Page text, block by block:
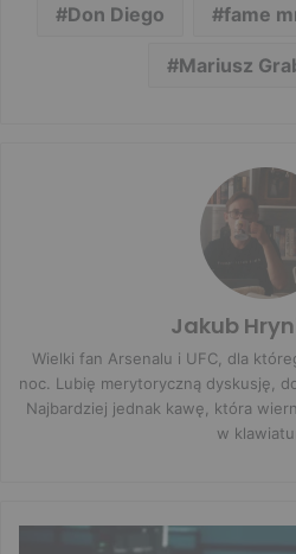
Don Diego fame
Mariusz
Jakub
Wielki fan Arsenalu i UFC, dla
noc. Lubię merytoryczną dyskusję,
Najbardziej jednak kawę, która
w